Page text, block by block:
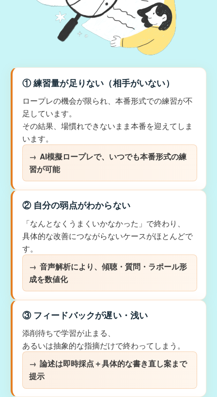
① 練習量が足りない（相手がいない）
ロープレの機会が限られ、本番形式での練習が不
足しています。
その結果、場慣れできないまま本番を迎えてしま
います。
AI模擬ロープレで、いつでも本番形式の練
習が可能
② 自分の弱点がわからない
「なんとなくうまくいかなかった」で終わり、
具体的な改善につながらないケースがほとんどで
す。
音声解析により、傾聴・質問・ラポール形
成を数値化
③ フィードバックが遅い・浅い
添削待ちで学習が止まる、
あるいは抽象的な指摘だけで終わってしまう。
論述は即時採点＋具体的な書き直し案まで
提示